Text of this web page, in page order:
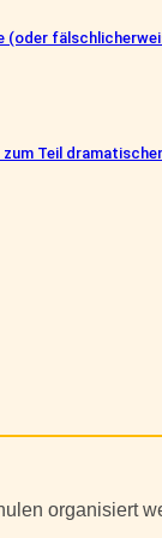
(oder
Teil
organisiert